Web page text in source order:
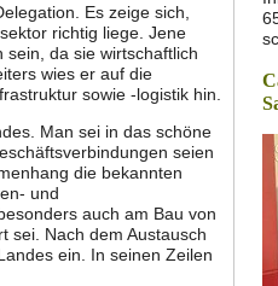
Es zeige sich,
richtig liege. Jene
da sie wirtschaftlich
wies er auf die
sowie -logistik hin.
Man sei in das schöne
seien
die bekannten
und
auch am Bau von
sei. Nach dem Austausch
ein. In seinen Zeilen